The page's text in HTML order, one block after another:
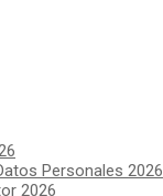
Personales 2026
2026